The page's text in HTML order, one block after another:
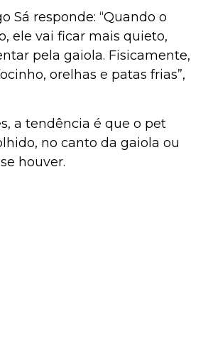
Sá responde: “Quando o
ele vai ficar mais quieto,
pela gaiola. Fisicamente,
orelhas e patas frias”,
a tendência é que o pet
no canto da gaiola ou
houver.